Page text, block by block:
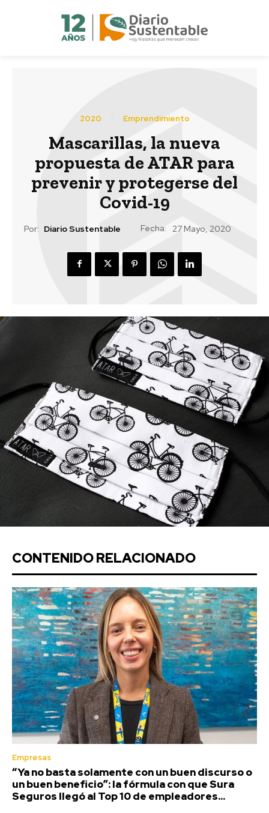
2020 Emprendimiento
Mascarillas, la nueva
propuesta de ATAR para
prevenir y protegerse del
Covid-19
Por: Diario Sustentable Fecha: 27 Mayo, 2020
CONTENIDO RELACIONADO
Empresas
“Ya no basta solamente con un buen discurso o
un buen beneficio”: la fórmula con que Sura
Seguros llegó al Top 10 de empleadores...